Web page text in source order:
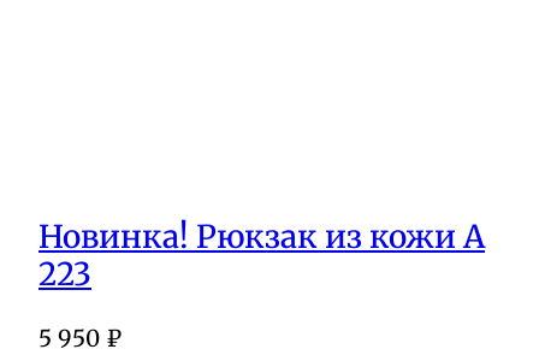
Новинка! Рюкзак из кожи А
223
5 950 ₽